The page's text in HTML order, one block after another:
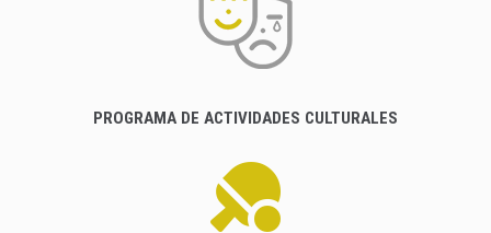
PROGRAMA DE ACTIVIDADES CULTURALES